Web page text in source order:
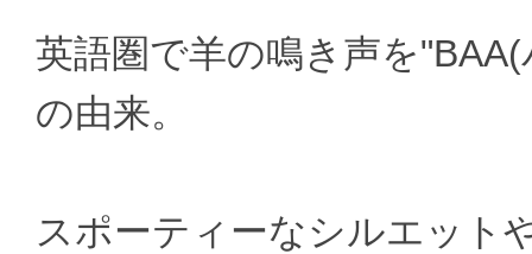
英語圏で羊の鳴き声を
の由来。
スポーティーなシルエット